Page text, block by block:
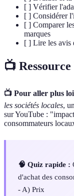
[ ] Vérifier
[ ] Considérer
[ ] Comparer
marques
[ ] Lire les avis
📺
📺 Pour aller plus
les sociétés locales,
sur YouTube :
consommateurs
🧠 Quiz rapide :
d'achat des
- A) Prix